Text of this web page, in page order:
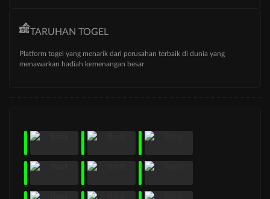
TARUHAN TOGEL
Platform togel yang menarik dari perusahan terbaik di dunia yang
menawarkan hadiah kemenangan besar